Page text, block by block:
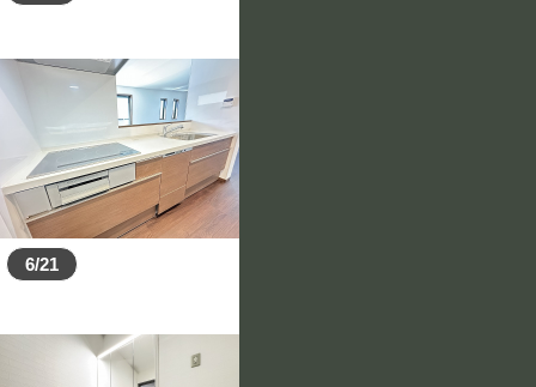
6/21